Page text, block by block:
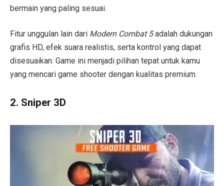
bermain yang paling sesuai.
Fitur unggulan lain dari Modern Combat 5adalah dukungan
grafis HD, efek suara realistis, serta kontrol yang dapat
disesuaikan. Game ini menjadi pilihan tepat untuk kamu
yang mencari game shooter dengan kualitas premium.
2. Sniper 3D